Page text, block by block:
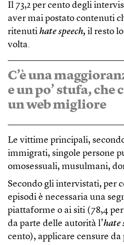
Il 73,2 per cento degli
aver mai postato contenuti
ritenuti hate speech, il resto
volta.
C’è una
e un po’ stufa, che
un web migliore
Le vittime principali,
immigrati, singole persone
omosessuali, musulmani,
Secondo gli intervistati, per
episodi è necessaria una
piattaforme o ai siti (78,4
da parte delle autorità l’hate
cento), applicare censure da